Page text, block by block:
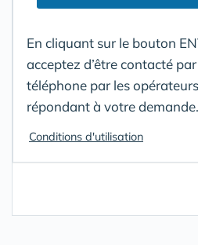
En cliquant sur le bouton
acceptez d’être contacté
téléphone par les
répondant à votre demande.
Conditions d'utilisation